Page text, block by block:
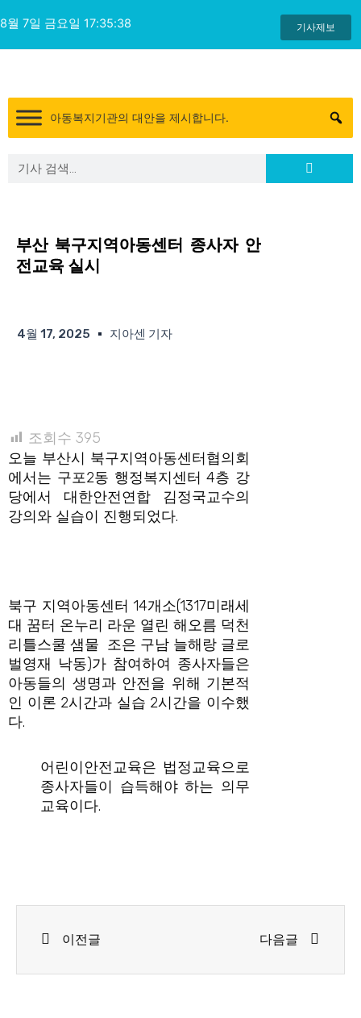
텐
츠
8월 7일 금요일 17:35:39 기사제보
아동복지기관의 대안을 제시합니다.
Search Search
부산 북구지역아동센터 종사자 안
전교육 실시
4월 17, 2025 지아센 기자
조회수 395
오늘 부산시 북구지역아동센터협의회
에서는 구포2동 행정복지센터 4층 강
당에서 대한안전연합 김정국교수의
강의와 실습이 진행되었다.
북구 지역아동센터 14개소(1317미래세
대 꿈터 온누리 라운 열린 해오름 덕천
리틀스쿨 샘물 조은 구남 늘해랑 글로
벌영재 낙동)가 참여하여 종사자들은
아동들의 생명과 안전을 위해 기본적
인 이론 2시간과 실습 2시간을 이수했
다.
어린이안전교육은 법정교육으로
종사자들이 습득해야 하는 의무
교육이다.
이전글 다음글